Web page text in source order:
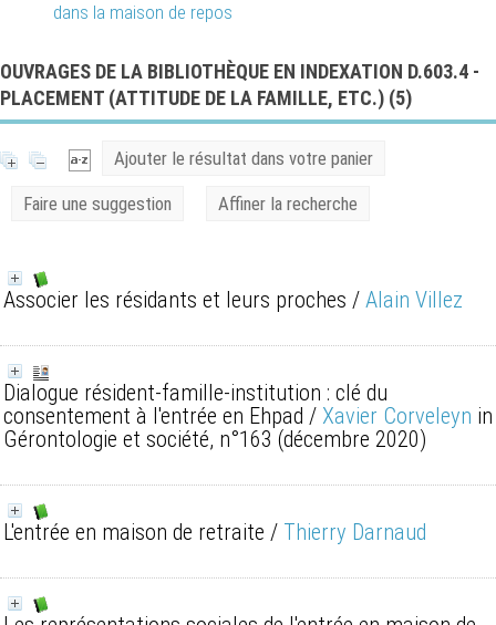
dans la maison de repos
OUVRAGES DE LA BIBLIOTHÈQUE EN INDEXATION D.603.4 -
PLACEMENT (ATTITUDE DE LA FAMILLE, ETC.) (5)
Ajouter le résultat dans votre panier
Faire une suggestion Affiner la recherche
Associer les résidants et leurs proches / Alain Villez
Dialogue résident-famille-institution : clé du
consentement à l'entrée en Ehpad / Xavier Corveleyn in
Gérontologie et société, n°163 (décembre 2020)
L'entrée en maison de retraite / Thierry Darnaud